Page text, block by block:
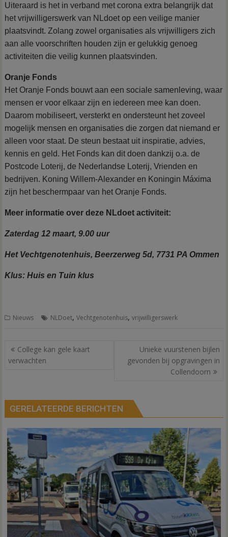
Uiteraard is het in verband met corona extra belangrijk dat
het vrijwilligerswerk van NLdoet op een veilige manier
plaatsvindt. Zolang zowel organisaties als vrijwilligers zich
aan alle voorschriften houden zijn er gelukkig genoeg
activiteiten die veilig kunnen plaatsvinden.
Oranje Fonds
Het Oranje Fonds bouwt aan een sociale samenleving, waar
mensen er voor elkaar zijn en iedereen mee kan doen.
Daarom mobiliseert, versterkt en ondersteunt het zoveel
mogelijk mensen en organisaties die zorgen dat niemand er
alleen voor staat. De steun bestaat uit inspiratie, advies,
kennis en geld. Het Fonds kan dit doen dankzij o.a. de
Postcode Loterij, de Nederlandse Loterij, Vrienden en
bedrijven. Koning Willem-Alexander en Koningin Máxima
zijn het beschermpaar van het Oranje Fonds.
Meer informatie over deze NLdoet activiteit:
Zaterdag 12 maart, 9.00 uur
Het Vechtgenotenhuis, Beerzerweg 5d, 7731 PA Ommen
Klus: Huis en Tuin klus
Nieuws NLDoet,Vechtgenotenhuis,vrijwilligerswerk
Bericht
navigatie
College kan gele kaart
verwachten
Unieke vuurstenen bijlen
gevonden bij opgravingen in
Collendoorn
GERELATEERDE BERICHTEN